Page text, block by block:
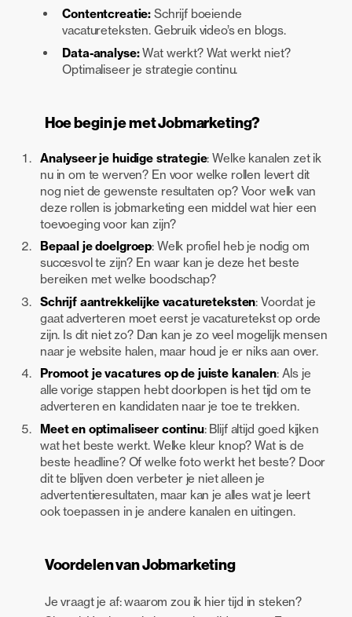
Contentcreatie: Schrijf boeiende
vacatureteksten. Gebruik video’s en blogs.
Data-analyse:Wat werkt? Wat werkt niet?
Optimaliseer je strategie continu.
Hoe begin je met Jobmarketing?
Analyseer je huidige strategie: Welke kanalen zet ik
nu in om te werven? En voor welke rollen levert dit
nog niet de gewenste resultaten op? Voor welk van
deze rollen is jobmarketing een middel wat hier een
toevoeging voor kan zijn?
Bepaal je doelgroep: Welk profiel heb je nodig om
succesvol te zijn? En waar kan je deze het beste
bereiken met welke boodschap?
Schrijf aantrekkelijke vacatureteksten: Voordat je
gaat adverteren moet eerst je vacaturetekst op orde
zijn. Is dit niet zo? Dan kan je zo veel mogelijk mensen
naar je website halen, maar houd je er niks aan over.
Promoot je vacatures op de juiste kanalen: Als je
alle vorige stappen hebt doorlopen is het tijd om te
adverteren en kandidaten naar je toe te trekken.
Meet en optimaliseer continu: Blijf altijd goed kijken
wat het beste werkt. Welke kleur knop? Wat is de
beste headline? Of welke foto werkt het beste? Door
dit te blijven doen verbeter je niet alleen je
advertentieresultaten, maar kan je alles wat je leert
ook toepassen in je andere kanalen en uitingen.
Voordelen van Jobmarketing
Je vraagt je af: waarom zou ik hier tijd in steken?